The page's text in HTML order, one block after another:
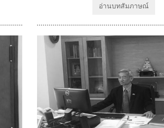
อ่านบทสัมภาษณ์